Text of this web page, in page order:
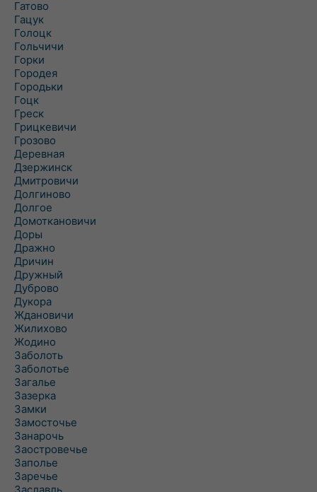
Гатово
Гацук
Голоцк
Гольчичи
Горки
Городея
Городьки
Гоцк
Греск
Грицкевичи
Грозово
Деревная
Дзержинск
Дмитровичи
Долгиново
Долгое
Домоткановичи
Доры
Дражно
Дричин
Дружный
Дуброво
Дукора
Ждановичи
Жилихово
Жодино
Заболоть
Заболотье
Загалье
Зазерка
Замки
Замосточье
Занарочь
Заостровечье
Заполье
Заречье